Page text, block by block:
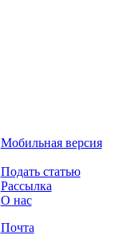
Мобильная версия
Подать статью
Рассылка
О нас
Почта